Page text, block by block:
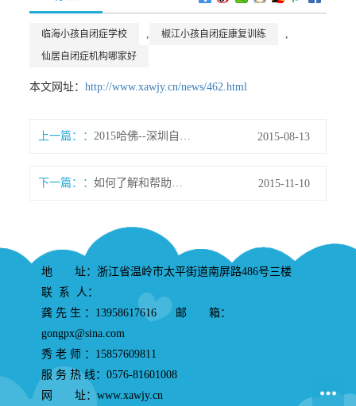
临海小孩自闭症学校 椒江小孩自闭症康复训练
仙居自闭症机构哪家好
本文网址：http://www.xawjy.cn/news/462.html
上一篇： 2015-08-13
下一篇： 2015-11-10
地 址：浙江省温岭市太平街道南屏路486号三楼
联 系 人：
龚 先 生 ：13958617616 邮 箱：
gongpx@sina.com
秀 老 师 ：15857609811
服 务 热 线：0576-81601008
网 址：www.xawjy.cn